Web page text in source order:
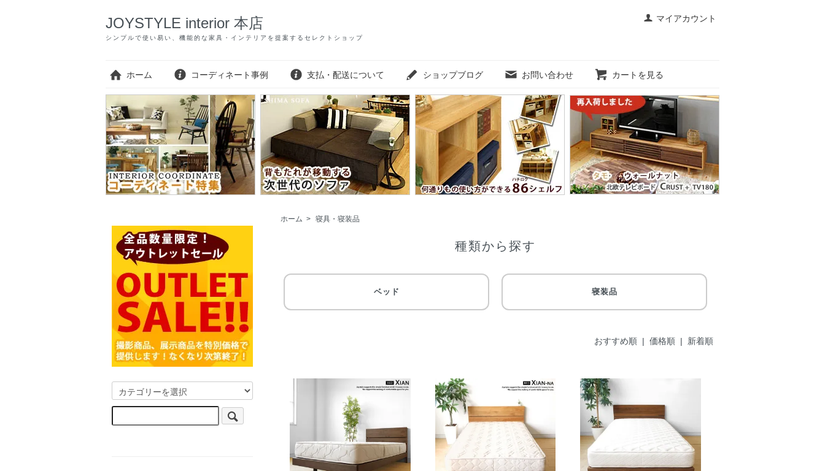
マイアカウント
JOYSTYLE interior 本店
シンプルで使い易い、機能的な家具・インテリアを提案するセレクトショップ
ホーム コーディネート事例 支払・配送について ショップブログ お問い合わせ カートを見る
ホーム > 寝具・寝装品
種類から探す
ベッド 寝装品
おすすめ順 | 価格順 | 新着順